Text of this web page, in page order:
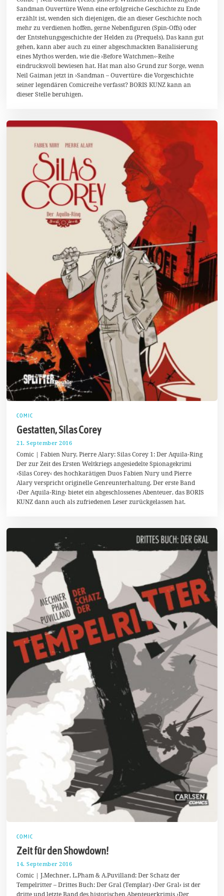
.
O
k
t
o
b
e
r
0
1
6
Sandman Ouvertüre Wenn eine erfolgreiche Geschichte zu Ende
erzählt ist, wenden sich diejenigen, die an dieser Geschichte noch
mehr zu verdienen hoffen, gerne Nebenfiguren (Spin-Offs) oder
der Entstehungsgeschichte der Helden zu (Prequels). Das kann gut
gehen, kann aber auch zu einer abgeschmackten Banalisierung
eines Mythos werden, wie die ›Before Watchmen‹-Reihe
eindrucksvoll bewiesen hat. Hat man also Grund zur Sorge, wenn
Neil Gaiman jetzt in ›Sandman – Ouvertüre‹ die Vorgeschichte
seiner legendären Comicreihe verfasst? BORIS KUNZ kann an
dieser Stelle beruhigen.
COMIC
Gestatten, Silas Corey
21. September 2016
.
S
e
p
t
e
m
Comic | Fabien Nury, Pierre Alary: Silas Corey 1: Der Aquila-Ring
Der zur Zeit des Ersten Weltkriegs angesiedelte Spionagekrimi
›Silas Corey‹ des hochkarätigen Duos Fabien Nury und Pierre
Alary verspricht originelle Genreunterhaltung. Der erste Band
›Der Aquila-Ring‹ bietet ein abgeschlossenes Abenteuer, das BORIS
KUNZ dann auch als zufriedenen Leser zurückgelassen hat.
COMIC
Zeit für den Showdown!
14. September 2016
.
S
e
Comic | J.Mechner, L.Pham & A.Puvilland: Der Schatz der
Tempelritter – Drittes Buch: Der Gral (Templar) ›Der Gral‹ ist der
dritte und letzte Band des historischen Abenteuerkrimis ›Der